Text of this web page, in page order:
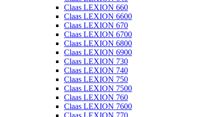
Claas LEXION 660
Claas LEXION 6600
Claas LEXION 670
Claas LEXION 6700
Claas LEXION 6800
Claas LEXION 6900
Claas LEXION 730
Claas LEXION 740
Claas LEXION 750
Claas LEXION 7500
Claas LEXION 760
Claas LEXION 7600
Claas LEXION 770